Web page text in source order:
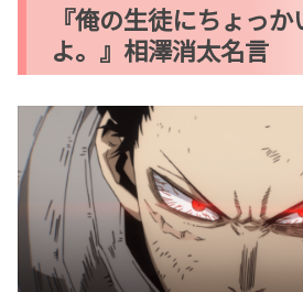
『俺の生徒にちょっ
よ。』相澤消太名言